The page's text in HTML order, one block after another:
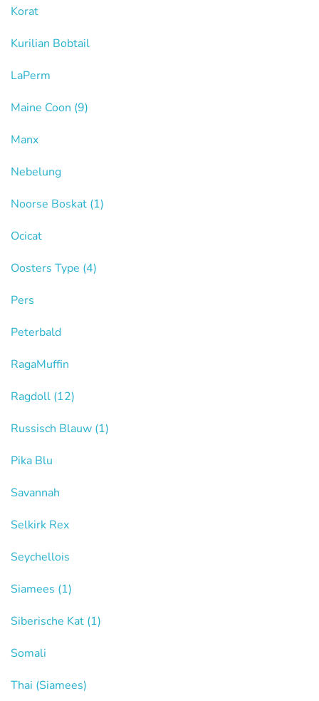
Korat
Kurilian Bobtail
LaPerm
Maine Coon (9)
Manx
Nebelung
Noorse Boskat (1)
Ocicat
Oosters Type (4)
Pers
Peterbald
RagaMuffin
Ragdoll (12)
Russisch Blauw (1)
Pika Blu
Savannah
Selkirk Rex
Seychellois
Siamees (1)
Siberische Kat (1)
Somali
Thai (Siamees)